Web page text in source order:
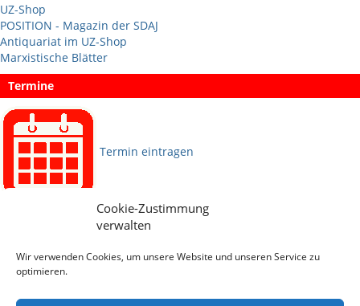
Cookie-Zustimmung
verwalten
Wir verwenden Cookies, um unsere Website und unseren Service zu
optimieren.
UZ-Shop
POSITION - Magazin der SDAJ
Antiquariat im UZ-Shop
Marxistische Blätter
Termine
Termin eintragen
Social Media